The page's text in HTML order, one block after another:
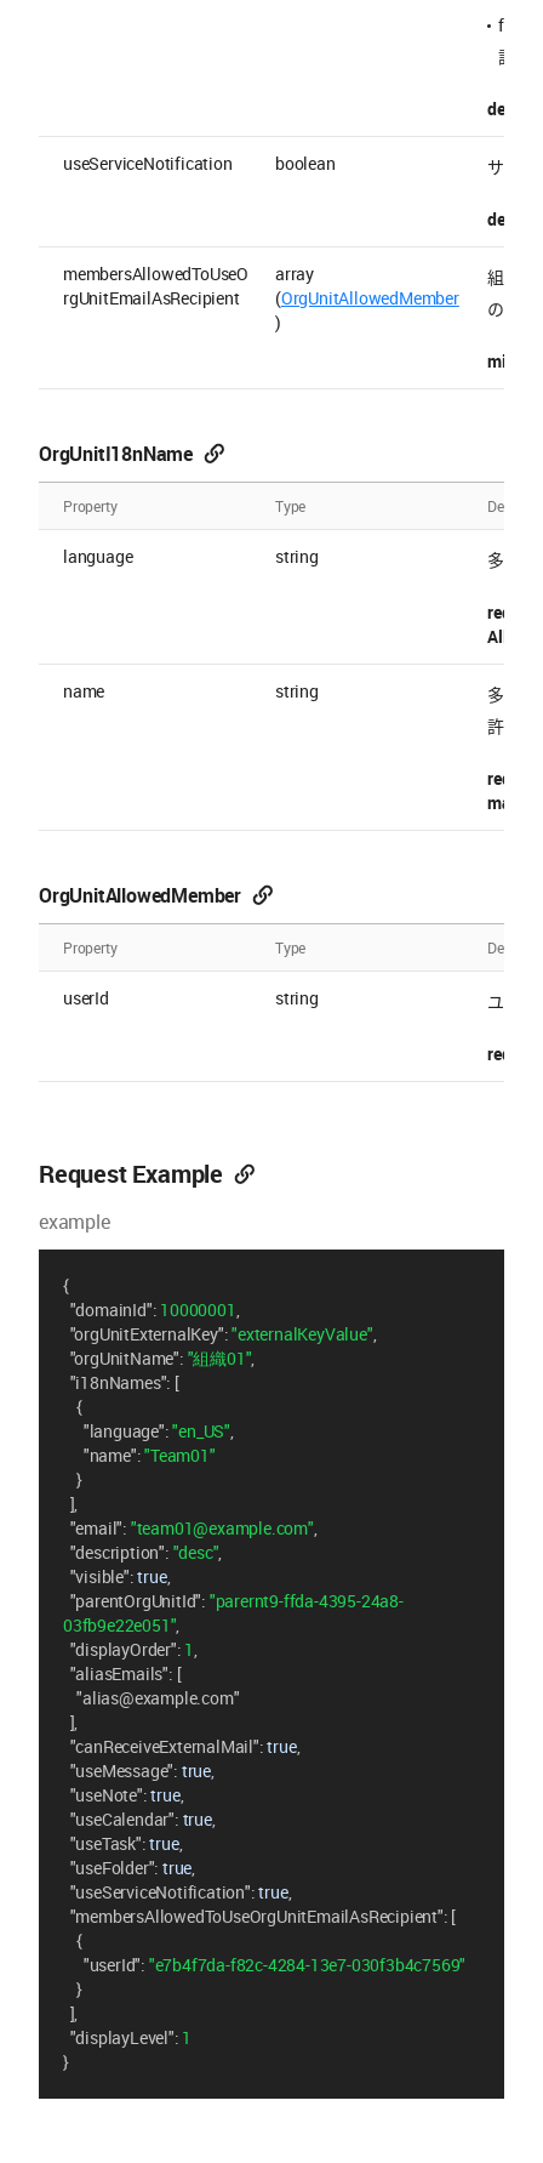
false
設定
default
useServiceNotification boolean サービ
default
membersAllowedToUseO
rgUnitEmailAsRecipient
array
(OrgUnitAllowedMember
)
組織の
のリス
OrgUnitI18nName
Property Type
language string 多言語
name string
多言語
許容さ
OrgUnitAllowedMember
Property Type
userId string ユーザ
Request Example
example
{
"domainId": 10000001
"orgUnitExternalKey": "externalKeyValue"
"orgUnitName": "組織01"
"i18nNames": [
    {
"language": "en_US"
"name": "Team01"
    }
  ],
"email": "team01@example.com"
"description": "desc"
"visible": true,
"parentOrgUnitId": "parernt9-ffda-4395-24a8-
03fb9e22e051"
"displayOrder": 1
"aliasEmails": [
"alias@example.com"
  ],
"canReceiveExternalMail": true,
"useMessage": true
"useNote": true,
"useCalendar": true,
"useTask": true,
"useFolder": true
"useServiceNotification": true,
"membersAllowedToUseOrgUnitEmailAsRecipient": [
    {
"userId": "e7b4f7da-f82c-4284-13e7-030f3b4c7569"
    }
  ],
"displayLevel": 1
}